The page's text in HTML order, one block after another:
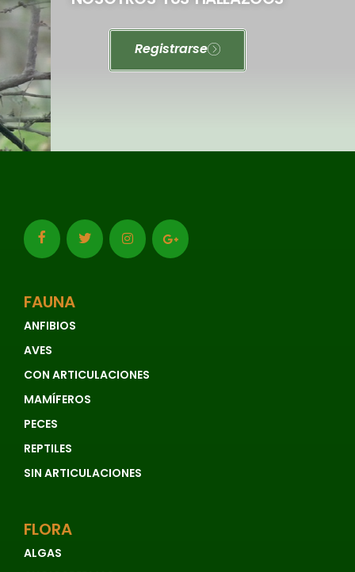
Registrarse
FAUNA
ANFIBIOS
AVES
CON ARTICULACIONES
MAMÍFEROS
PECES
REPTILES
SIN ARTICULACIONES
FLORA
ALGAS